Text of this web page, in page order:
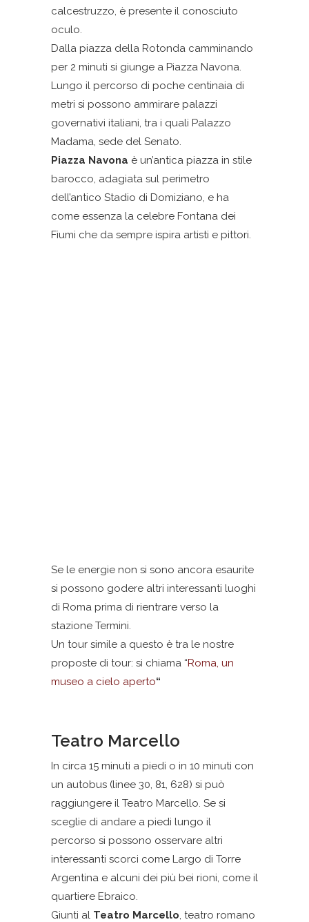
calcestruzzo, è presente il conosciuto
oculo.
Dalla piazza della Rotonda camminando
per 2 minuti si giunge a Piazza Navona.
Lungo il percorso di poche centinaia di
metri si possono ammirare palazzi
governativi italiani, tra i quali Palazzo
Madama, sede del Senato.
Piazza Navona è un’antica piazza in stile
barocco, adagiata sul perimetro
dell’antico Stadio di Domiziano, e ha
come essenza la celebre Fontana dei
Fiumi che da sempre ispira artisti e pittori.
Se le energie non si sono ancora esaurite
si possono godere altri interessanti luoghi
di Roma prima di rientrare verso la
stazione Termini.
Un tour simile a questo è tra le nostre
proposte di tour: si chiama “Roma, un
museo a cielo aperto“
Teatro Marcello
In circa 15 minuti a piedi o in 10 minuti con
un autobus (linee 30, 81, 628) si può
raggiungere il Teatro Marcello. Se si
sceglie di andare a piedi lungo il
percorso si possono osservare altri
interessanti scorci come Largo di Torre
Argentina e alcuni dei più bei rioni, come il
quartiere Ebraico.
Giunti al Teatro Marcello, teatro romano